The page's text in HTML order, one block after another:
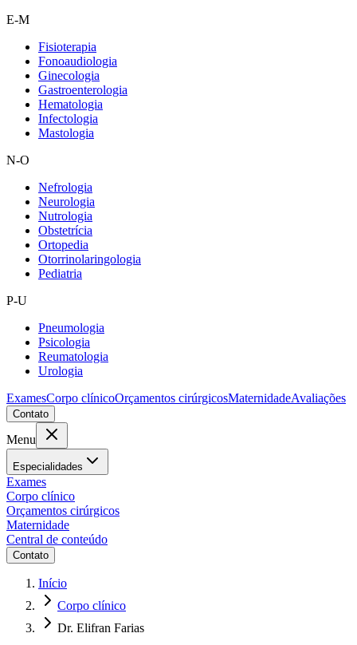
E-M
Fisioterapia
Fonoaudiologia
Ginecologia
Gastroenterologia
Hematologia
Infectologia
Mastologia
N-O
Nefrologia
Neurologia
Nutrologia
Obstetrícia
Ortopedia
Otorrinolaringologia
Pediatria
P-U
Pneumologia
Psicologia
Reumatologia
Urologia
ExamesCorpo clínicoOrçamentos cirúrgicosMaternidadeAvaliações
Contato
Menu
Especialidades
Exames
Corpo clínico
Orçamentos cirúrgicos
Maternidade
Central de conteúdo
Contato
Início
Corpo clínico
Dr. Elifran Farias